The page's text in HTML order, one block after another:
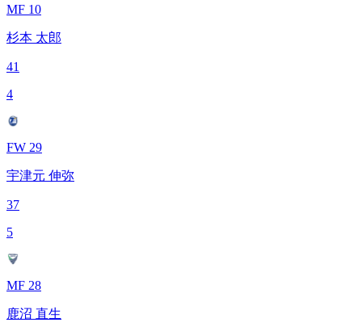
MF 10
杉本 太郎
41
4
FW 29
宇津元 伸弥
37
5
MF 28
鹿沼 直生